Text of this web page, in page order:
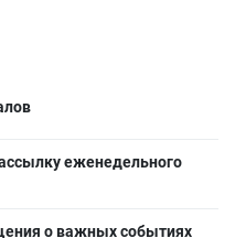
еженедельного
о важных событиях